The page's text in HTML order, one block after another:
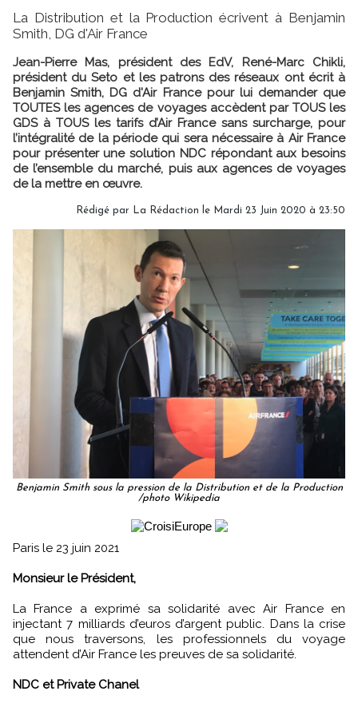
La Distribution et la Production écrivent à Benjamin
Smith, DG d'Air France
Jean-Pierre Mas, président des EdV, René-Marc Chikli,
président du Seto et les patrons des réseaux ont écrit à
Benjamin Smith, DG d'Air France pour lui demander que
TOUTES les agences de voyages accèdent par TOUS les
GDS à TOUS les tarifs d’Air France sans surcharge, pour
l’intégralité de la période qui sera nécessaire à Air France
pour présenter une solution NDC répondant aux besoins
de l’ensemble du marché, puis aux agences de voyages
de la mettre en œuvre.
Rédigé par La Rédaction le Mardi 23 Juin 2020 à 23:50
Benjamin Smith sous la pression de la Distribution et de la Production
/photo Wikipedia
Paris le 23 juin 2021
Monsieur le Président,
La France a exprimé sa solidarité avec Air France en
injectant 7 milliards d’euros d’argent public. Dans la crise
que nous traversons, les professionnels du voyage
attendent d’Air France les preuves de sa solidarité.
NDC et Private Chanel